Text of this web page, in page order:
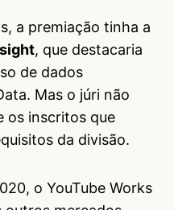
a premiação tinha a
, que destacaria
de dados
Mas o júri não
os inscritos que
da divisão.
o YouTube Works